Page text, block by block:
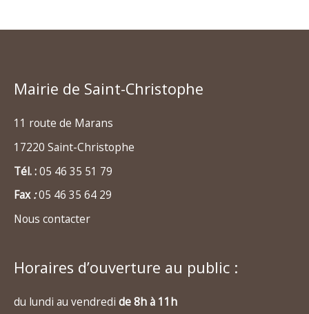
Mairie de Saint-Christophe
11 route de Marans
17220 Saint-Christophe
Tél. :05 46 35 51 79
Fax:05 46 35 64 29
Nous contacter
Horaires d’ouverture au public :
du lundi au vendredi de 8h à 11h